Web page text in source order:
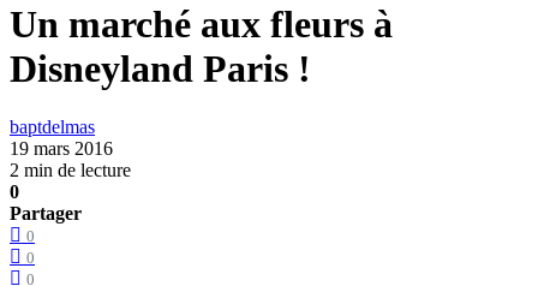
Un marché aux fleurs à
Disneyland Paris !
baptdelmas
19 mars 2016
2 min de lecture
0
Partager
0
0
0